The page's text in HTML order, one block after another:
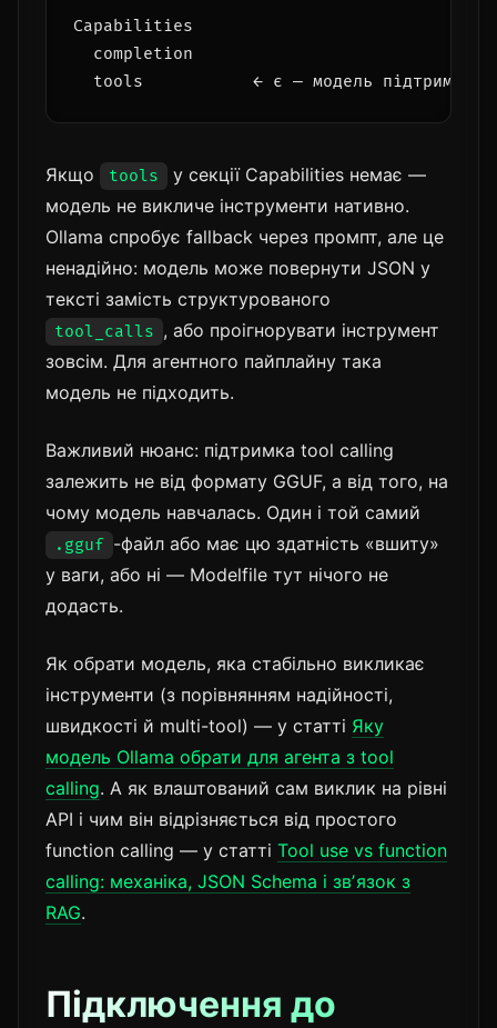
Capabilities
  completion
tools           ← є — модель підтримує
Якщо tools
у секції Capabilities немає —
модель не викличе інструменти нативно.
Ollama спробує fallback через промпт, але це
ненадійно: модель може повернути JSON у
тексті замість структурованого
tool_calls , або проігнорувати інструмент
зовсім. Для агентного пайплайну така
модель не підходить.
Важливий нюанс: підтримка tool calling
залежить не від формату GGUF, а від того, на
чому модель навчалась. Один і той самий
.gguf -файл або має цю здатність «вшиту»
у ваги, або ні — Modelfile тут нічого не
додасть.
Як обрати модель, яка стабільно викликає
інструменти (з порівнянням надійності,
швидкості й multi-tool) — у статті Яку
модель Ollama обрати для агента з tool
calling. А як влаштований сам виклик на рівні
API і чим він відрізняється від простого
function calling — у статті Tool use vs function
calling: механіка, JSON Schema і звʼязок з
RAG.
Підключення до